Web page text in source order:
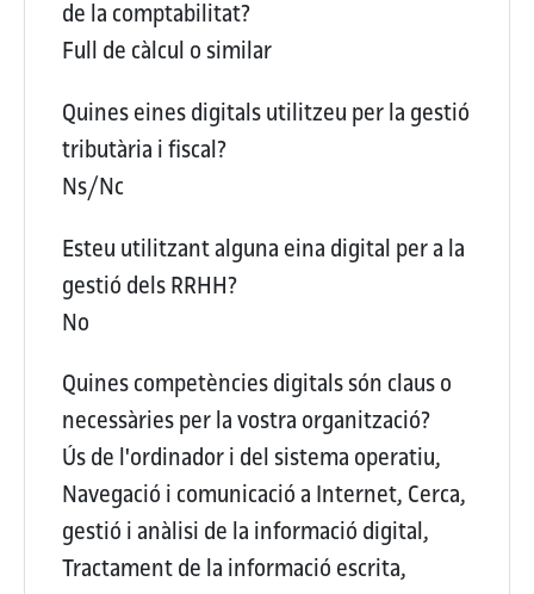
de la comptabilitat?
Full de càlcul o similar
Quines eines digitals utilitzeu per la gestió
tributària i fiscal?
Ns/Nc
Esteu utilitzant alguna eina digital per a la
gestió dels RRHH?
No
Quines competències digitals són claus o
necessàries per la vostra organització?
Ús de l'ordinador i del sistema operatiu,
Navegació i comunicació a Internet, Cerca,
gestió i anàlisi de la informació digital,
Tractament de la informació escrita,